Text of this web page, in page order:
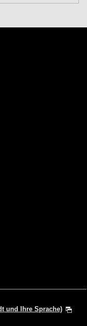
die Hinreise
Umstieg
Umstieg
und Ihre Sprache)